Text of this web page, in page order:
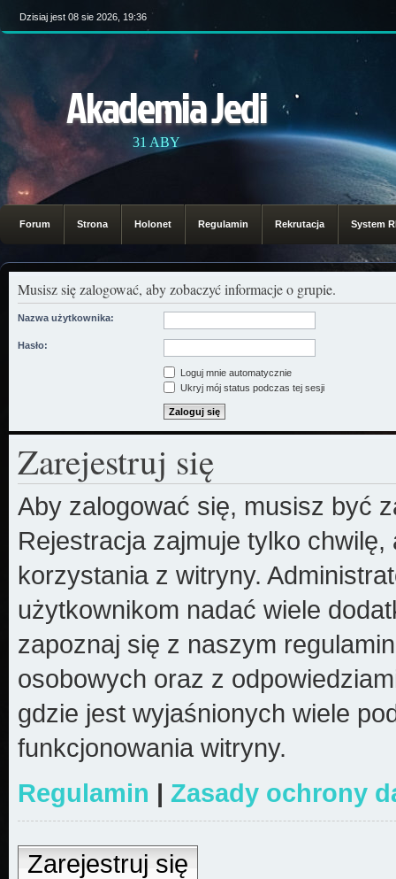
Dzisiaj jest 08 sie 2026, 19:36
Akademia Jedi
31 ABY
Forum Strona Holonet Regulamin Rekrutacja System
Musisz się zalogować, aby zobaczyć informacje o grupie.
Nazwa użytkownika:
Hasło:
Loguj mnie automatycznie
Ukryj mój status podczas tej sesji
Zarejestruj się
Aby zalogować się, musisz być
Rejestracja zajmuje tylko
korzystania z witryny.
użytkownikom nadać wiele
zapoznaj się z naszym
osobowych oraz z
gdzie jest wyjaśnionych wiele
funkcjonowania witryny.
Regulamin | Zasady ochrony
Zarejestruj się